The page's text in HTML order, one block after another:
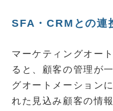
SFA・CRMとの連
マーケティングオー
ると、顧客の管理が
グオートメーション
れた見込み顧客の情